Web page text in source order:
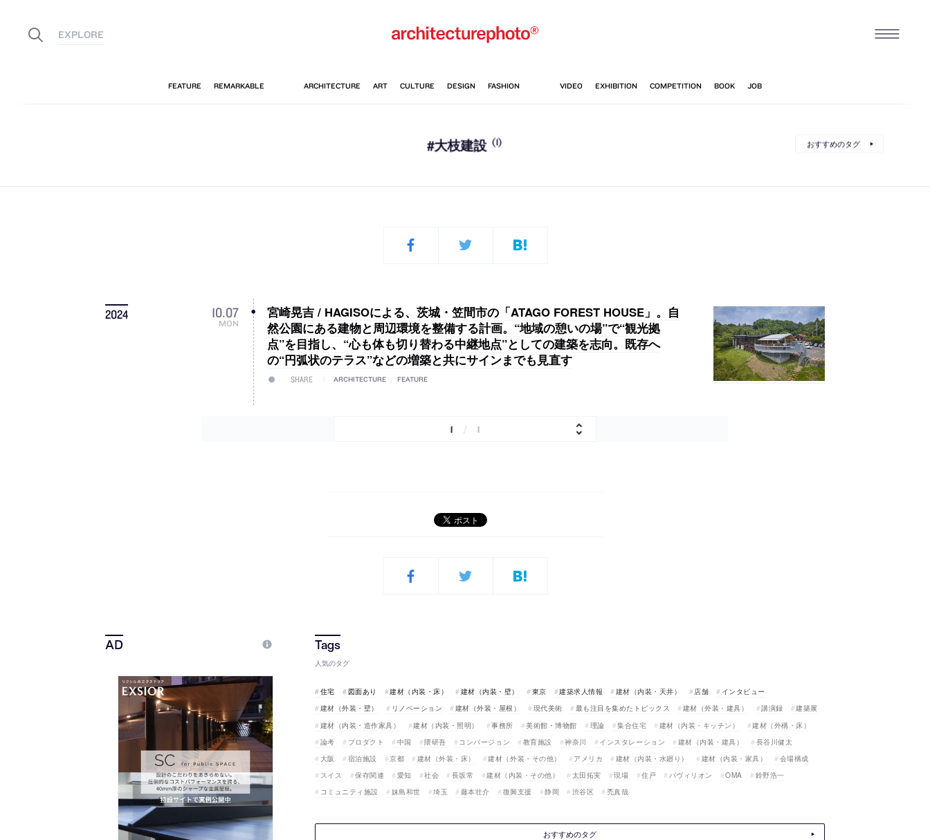
#大枝建設 (1) おすすめのタグ
2024 10.07
MON
宮崎晃吉 / HAGISOによる、茨城・笠間市の「ATAGO FOREST HOUSE」。自
然公園にある建物と周辺環境を整備する計画。“地域の憩いの場”で“観光拠
点”を目指し、“心も体も切り替わる中継地点”としての建築を志向。既存へ
の“円弧状のテラス”などの増築と共にサインまでも見直す
SHARE ARCHITECTURE FEATURE
1 / 1
人気のタグ
住宅 図面あり 建材（内装・床） 建材（内装・壁） 東京 建築求人情報 建材（内装・天井） 店舗
インタビュー
建材（外装・壁）
リノベーション 建材（外装・屋根） 現代美術 最も注目を集めたトピックス 建材（外装・建具） 講演録
建築展
建材（内装・造作家具）
建材（内装・照明） 事務所 美術館・博物館 理論 集合住宅 建材（内装・キッチン）
建材（外構・床）
論考
プロダクト 中国 隈研吾 コンバージョン 教育施設 神奈川 インスタレーション 建材（内装・建具）
長谷川健太
大阪
宿泊施設 京都 建材（外装・床） 建材（外装・その他） アメリカ 建材（内装・水廻り） 建材（内装・家具）
会場構成
スイス
保存関連 愛知 社会 長坂常 建材（内装・その他） 太田拓実 現場 住戸 パヴィリオン OMA
鈴野浩一
コミュニティ施設
妹島和世 埼玉 藤本壮介 復興支援 静岡 渋谷区 禿真哉
おすすめのタグ